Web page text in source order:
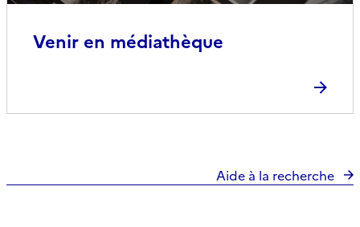
Venir en médiathèque
Aide à la recherche